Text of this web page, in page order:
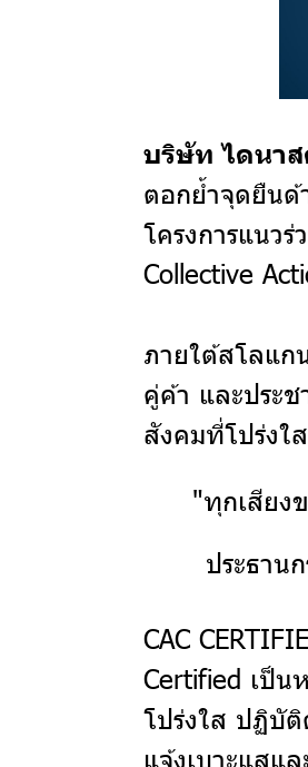
บริษัท ไดนา
ตอกย้ำจุดยืนด้
โครงการแนว
Collective
ภายใต้สโลแก
คู่ค้า และประ
สังคมที่โปร่ง
"ทุกเสียง
ประธาน
CAC
Certified เป็น
โปร่งใส ปฏิบั
แจ้งเบาะแสแ